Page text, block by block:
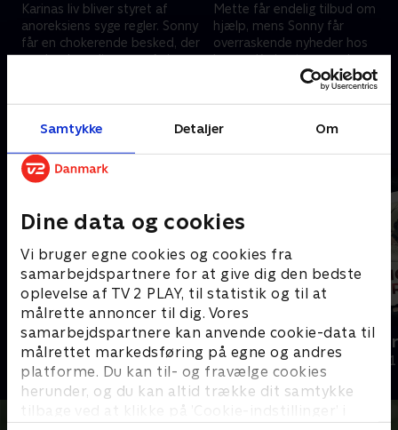
Samtykke Detaljer Om
Dine data og cookies
Vi bruger egne cookies og cookies fra
samarbejdspartnere for at give dig den bedste
oplevelse af TV 2 PLAY, til statistik og til at
målrette annoncer til dig. Vores
samarbejdspartnere kan anvende cookie-data til
målrettet markedsføring på egne og andres
platforme. Du kan til- og fravælge cookies
herunder, og du kan altid trække dit samtykke
tilbage ved at klikke på ’Cookie-indstillinger’ i
Karinas liv bliver styret af
anoreksiens syge regler. Sonny
får en chokerende besked, der
ændrer hans liv, mens Anja
Mette får endelig tilbud om
hjælp, mens Sonny får
overraskende nyheder hos
lægen. Karina tager væk
hjemmefra. Det er hendes
10. august 2023 • 38 min
Nadja og de 170 kilo
Dokumentar • 1 sæsoner
Farlig
Dokumentar •